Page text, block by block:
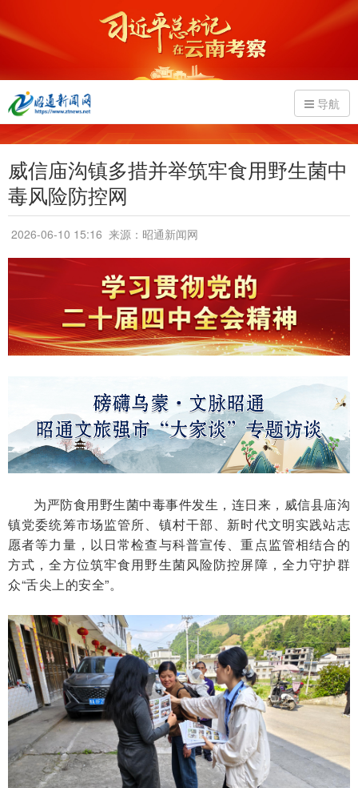
导航
威信庙沟镇多措并举筑牢食用野生菌中
毒风险防控网
2026-06-10 15:16 来源：昭通新闻网
为严防食用野生菌中毒事件发生，连日来，威信县庙沟
镇党委统筹市场监管所、镇村干部、新时代文明实践站志
愿者等力量，以日常检查与科普宣传、重点监管相结合的
方式，全方位筑牢食用野生菌风险防控屏障，全力守护群
众“舌尖上的安全”。